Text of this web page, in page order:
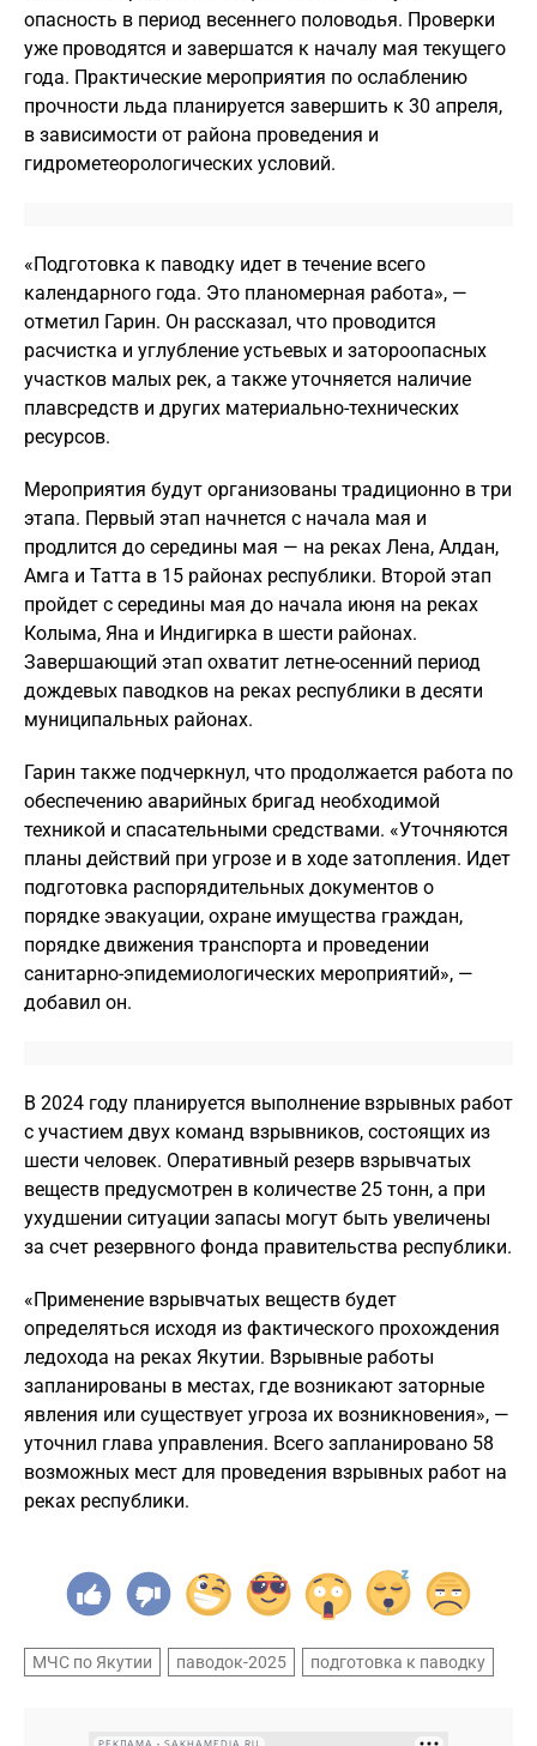
опасность в период весеннего половодья. Проверки
уже проводятся и завершатся к началу мая текущего
года. Практические мероприятия по ослаблению
прочности льда планируется завершить к 30 апреля,
в зависимости от района проведения и
гидрометеорологических условий.
«Подготовка к паводку идет в течение всего
календарного года. Это планомерная работа», —
отметил Гарин. Он рассказал, что проводится
расчистка и углубление устьевых и затороопасных
участков малых рек, а также уточняется наличие
плавсредств и других материально-технических
ресурсов.
Мероприятия будут организованы традиционно в три
этапа. Первый этап начнется с начала мая и
продлится до середины мая — на реках Лена, Алдан,
Амга и Татта в 15 районах республики. Второй этап
пройдет с середины мая до начала июня на реках
Колыма, Яна и Индигирка в шести районах.
Завершающий этап охватит летне-осенний период
дождевых паводков на реках республики в десяти
муниципальных районах.
Гарин также подчеркнул, что продолжается работа по
обеспечению аварийных бригад необходимой
техникой и спасательными средствами. «Уточняются
планы действий при угрозе и в ходе затопления. Идет
подготовка распорядительных документов о
порядке эвакуации, охране имущества граждан,
порядке движения транспорта и проведении
санитарно-эпидемиологических мероприятий», —
добавил он.
В 2024 году планируется выполнение взрывных работ
с участием двух команд взрывников, состоящих из
шести человек. Оперативный резерв взрывчатых
веществ предусмотрен в количестве 25 тонн, а при
ухудшении ситуации запасы могут быть увеличены
за счет резервного фонда правительства республики.
«Применение взрывчатых веществ будет
определяться исходя из фактического прохождения
ледохода на реках Якутии. Взрывные работы
запланированы в местах, где возникают заторные
явления или существует угроза их возникновения», —
уточнил глава управления. Всего запланировано 58
возможных мест для проведения взрывных работ на
реках республики.
МЧС по Якутии паводок-2025 подготовка к паводку
РЕКЛАМА • SAKHAMEDIA.RU